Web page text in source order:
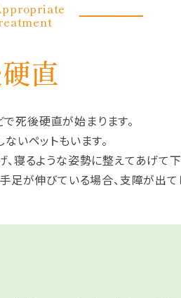
直
死後硬直が始まります。
いペットもいます。
寝るような姿勢に整えてあげて下
が伸びている場合、支障が出て